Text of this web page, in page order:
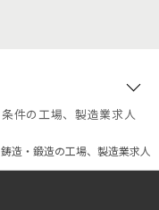
件の工場、製造業求人
鋳造・鍛造の工場、製造業求人